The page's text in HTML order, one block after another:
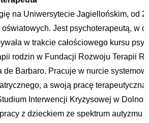
na Uniwersytecie Jagiellońskim, od
Jest psychoterapeutą, w
w trakcie całościowego kursu
rodzin w Fundacji Rozwoju Terapii
de Barbaro. Pracuje w nurcie
a swoją pracę
Interwencji Kryzysowej w
z dzieckiem ze spektrum autyzmu